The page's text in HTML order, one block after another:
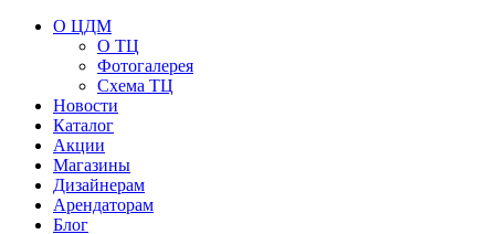
О ЦДМ
О ТЦ
Фотогалерея
Схема ТЦ
Новости
Каталог
Акции
Магазины
Дизайнерам
Арендаторам
Блог